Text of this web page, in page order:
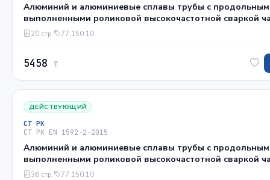
Алюминий и алюминиевые сплавы трубы с
выполненными роликовой высокочастотной сваркой
допуски размеров и формы для круглых труб
20 стр. 77.150.10
5458 ₸
ДЕЙСТВУЮЩИЙ
СТ РК
СТ РК EN 1592-2-2015
Алюминий и алюминиевые сплавы трубы с
выполненными роликовой высокочастотной сваркой
механические характеристики
36 стр. 77.150.10